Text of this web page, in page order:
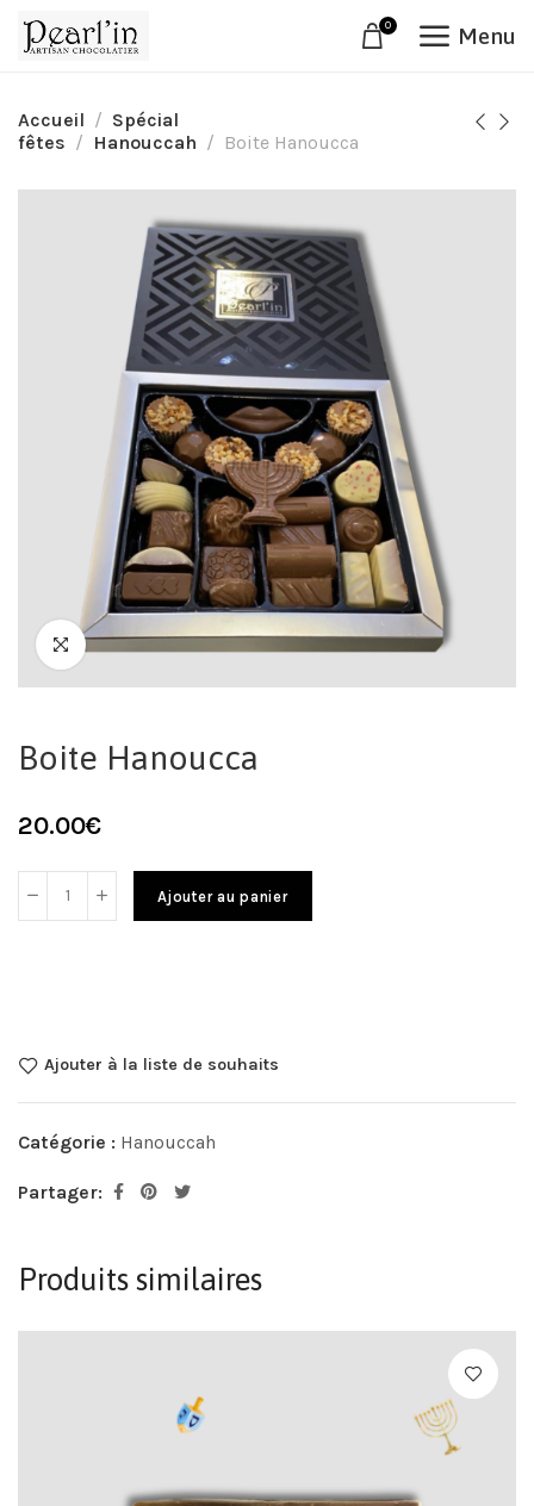
0 Menu
Accueil
Spécial
fêtes
Hanouccah Boite Hanoucca
Boite Hanoucca
20.00€
Ajouter au panier
Ajouter à la liste de souhaits
Catégorie : Hanouccah
Partager:
Produits similaires